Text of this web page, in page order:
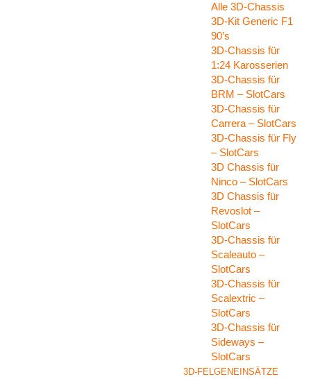
Alle 3D-Chassis
3D-Kit Generic F1
90’s
3D-Chassis für
1:24 Karosserien
3D-Chassis für
BRM – SlotCars
3D-Chassis für
Carrera – SlotCars
3D-Chassis für Fly
– SlotCars
3D Chassis für
Ninco – SlotCars
3D Chassis für
Revoslot –
SlotCars
3D-Chassis für
Scaleauto –
SlotCars
3D-Chassis für
Scalextric –
SlotCars
3D-Chassis für
Sideways –
SlotCars
3D-FELGENEINSÄTZE